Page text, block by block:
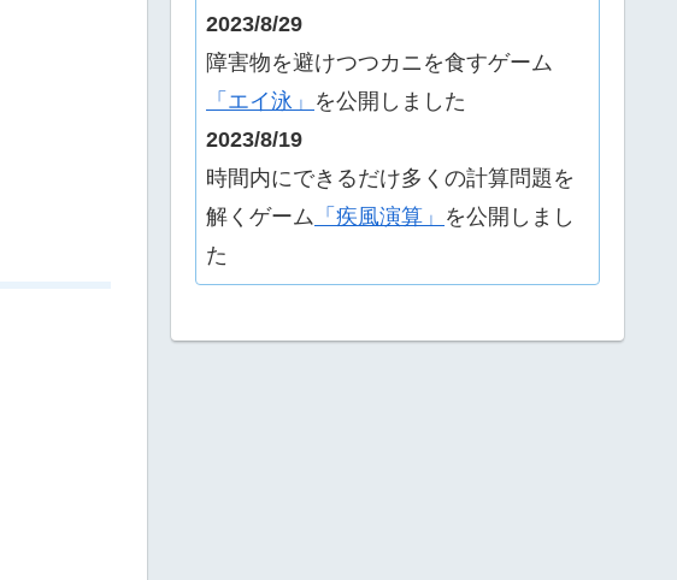
2023/8/29
障害物を避けつつカニを食すゲーム
「エイ泳」 を公開しました
2023/8/19
時間内にできるだけ多くの計算問題を
解くゲーム 「疾風演算」 を公開しまし
た